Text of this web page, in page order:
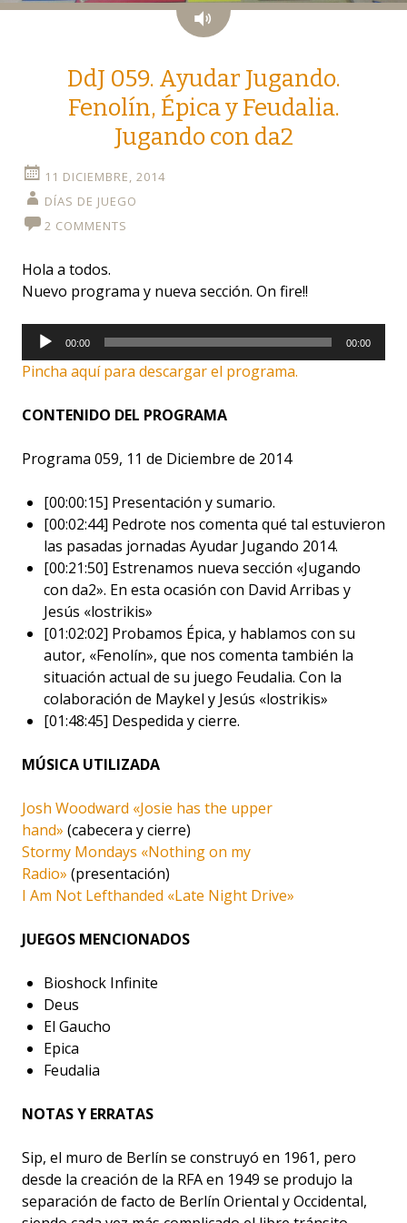
Audio
DdJ 059. Ayudar Jugando.
Fenolín, Épica y Feudalia.
Jugando con da2
11 DICIEMBRE, 2014
DÍAS DE JUEGO
2 COMMENTS
Hola a todos.
Nuevo programa y nueva sección. On fire!!
Reproductor
de
audio
00:00 00:00
Pincha aquí para descargar el programa.
CONTENIDO DEL PROGRAMA
Programa 059, 11 de Diciembre de 2014
[00:00:15] Presentación y sumario.
[00:02:44] Pedrote nos comenta qué tal estuvieron
las pasadas jornadas Ayudar Jugando 2014.
[00:21:50] Estrenamos nueva sección «Jugando
con da2». En esta ocasión con David Arribas y
Jesús «lostrikis»
[01:02:02] Probamos Épica, y hablamos con su
autor, «Fenolín», que nos comenta también la
situación actual de su juego Feudalia. Con la
colaboración de Maykel y Jesús «lostrikis»
[01:48:45] Despedida y cierre.
MÚSICA UTILIZADA
Josh Woodward «Josie has the upper
hand» (cabecera y cierre)
Stormy Mondays «Nothing on my
Radio» (presentación)
I Am Not Lefthanded «Late Night Drive»
JUEGOS MENCIONADOS
Bioshock Infinite
Deus
El Gaucho
Epica
Feudalia
NOTAS Y ERRATAS
Sip, el muro de Berlín se construyó en 1961, pero
desde la creación de la RFA en 1949 se produjo la
separación de facto de Berlín Oriental y Occidental,